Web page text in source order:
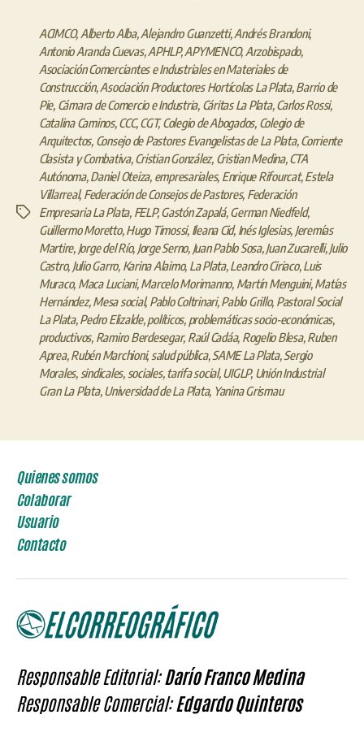
Etiquetas
ACIMCO, Alberto Alba, Alejandro Guanzetti, Andrés Brandoni,
Antonio Aranda Cuevas, APHLP,APYMENCO, Arzobispado,
Asociación Comerciantes e Industriales en Materiales de
Construcción, Asociación Productores Hortícolas La Plata, Barrio de
Pie, Cámara de Comercio e Industria, Cáritas La Plata, Carlos Rossi,
Catalina Caminos, CCC,CGT,Colegio de Abogados, Colegio de
Arquitectos, Consejo de Pastores Evangelistas de La Plata, Corriente
Clasista y Combativa, Cristian González, Cristian Medina, CTA
Autónoma, Daniel Oteiza, empresariales, Enrique Rifourcat, Estela
Villarreal,Federación de Consejos de Pastores, Federación
Empresaria La Plata, FELP,Gastón Zapalá, German Niedfeld,
Guillermo Moretto, Hugo Timossi, Ileana Cid, Inés Iglesias, Jeremías
Martire, Jorge del Río, Jorge Serno, Juan Pablo Sosa, Juan Zucarelli, Julio
Castro, Julio Garro, Karina Alaimo, La Plata, Leandro Ciriaco, Luis
Muraco, Maca Luciani, Marcelo Morimanno, Martín Menguini, Matías
Hernández, Mesa social,Pablo Coltrinari, Pablo Grillo, Pastoral Social
La Plata, Pedro Elizalde, políticos, problemáticas socio-económicas,
productivos, Ramiro Berdesegar, Raúl Cadáa, Rogelio Blesa, Ruben
Aprea, Rubén Marchioni, salud pública, SAME La Plata, Sergio
Morales, sindicales, sociales, tarifa social,UIGLP, Unión Industrial
Gran La Plata, Universidad de La Plata, Yanina Grismau
Quienes somos
Colaborar
Usuario
Contacto
Responsable Editorial:Darío Franco Medina
Responsable Comercial:Edgardo Quinteros